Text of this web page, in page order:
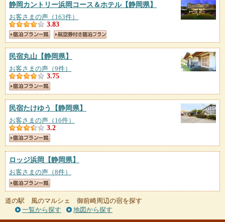
静岡カントリー浜岡コース＆ホテル【静岡県】
お客さまの声（163件）
3.83
民宿丸山 【静岡県】
お客さまの声（9件）
3.75
民宿たけゆう 【静岡県】
お客さまの声（16件）
3.2
ロッジ浜岡 【静岡県】
お客さまの声（8件）
道の駅 風のマルシェ 御前崎周辺の宿を探す
一覧から探す
地図から探す